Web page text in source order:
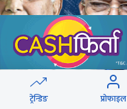
ट्रेन्डिङ प्रोफाइल